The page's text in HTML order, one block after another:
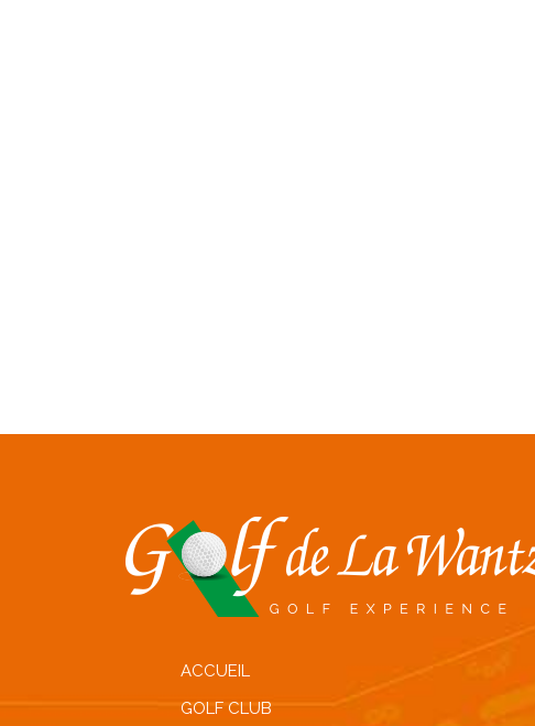
ACCUEIL
GOLF CLUB